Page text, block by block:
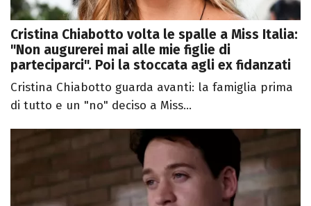
Cristina Chiabotto volta le spalle a Miss Italia:
"Non augurerei mai alle mie figlie di
parteciparci". Poi la stoccata agli ex fidanzati
Cristina Chiabotto guarda avanti: la famiglia prima
di tutto e un "no" deciso a Miss...